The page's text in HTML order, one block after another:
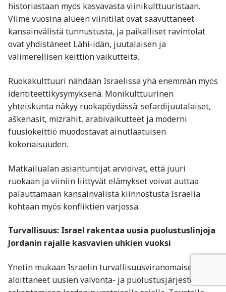
historiastaan myös kasvavasta viinikulttuuristaan.
Viime vuosina alueen viinitilat ovat saavuttaneet
kansainvälistä tunnustusta, ja paikalliset ravintolat
ovat yhdistäneet Lähi-idän, juutalaisen ja
välimerellisen keittiön vaikutteita.
Ruokakulttuuri nähdään Israelissa yhä enemmän myös
identiteettikysymyksenä. Monikulttuurinen
yhteiskunta näkyy ruokapöydässä: sefardijuutalaiset,
aškenasit, mizrahit, arabivaikutteet ja moderni
fuusiokeittiö muodostavat ainutlaatuisen
kokonaisuuden.
Matkailualan asiantuntijat arvioivat, että juuri
ruokaan ja viiniin liittyvät elämykset voivat auttaa
palauttamaan kansainvälistä kiinnostusta Israelia
kohtaan myös konfliktien varjossa.
Turvallisuus: Israel rakentaa uusia puolustuslinjoja
Jordanin rajalle kasvavien uhkien vuoksi
Ynetin mukaan Israelin turvallisuusviranomaiset ovat
aloittaneet uusien valvonta- ja puolustusjärjestelmien